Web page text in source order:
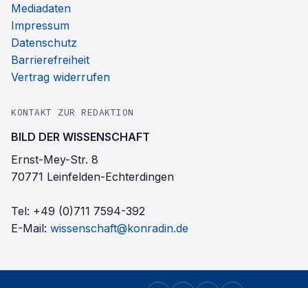
Mediadaten
Impressum
Datenschutz
Barrierefreiheit
Vertrag widerrufen
KONTAKT ZUR REDAKTION
BILD DER WISSENSCHAFT
Ernst-Mey-Str. 8
70771 Leinfelden-Echterdingen
Tel: +49 (0)711 7594-392
E-Mail: wissenschaft@konradin.de